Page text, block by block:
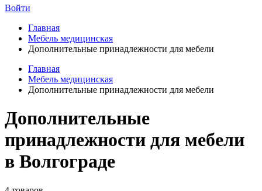
Войти
Главная
Мебель медицинская
Дополнительные принадлежности для мебели
Главная
Мебель медицинская
Дополнительные принадлежности для мебели
Дополнительные
принадлежности для мебели
в Волгограде